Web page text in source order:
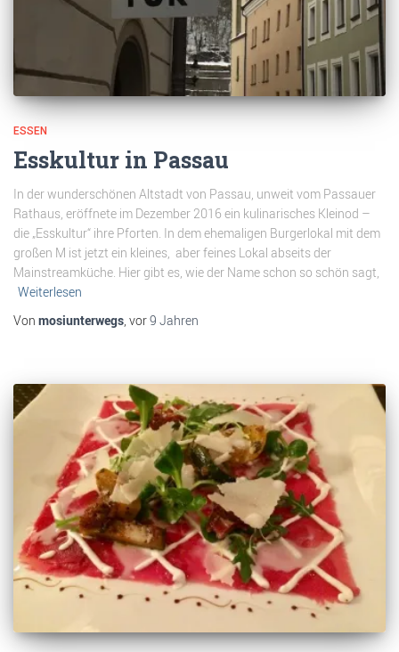
ESSEN
Esskultur in Passau
In der wunderschönen Altstadt von Passau, unweit vom Passauer
Rathaus, eröffnete im Dezember 2016 ein kulinarisches Kleinod –
die „Esskultur“ ihre Pforten. In dem ehemaligen Burgerlokal mit dem
großen M ist jetzt ein kleines, aber feines Lokal abseits der
Mainstreamküche. Hier gibt es, wie der Name schon so schön sagt,
Weiterlesen
Von mosiunterwegs, vor9 Jahren